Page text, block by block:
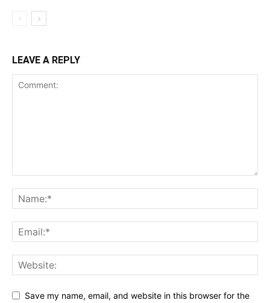
LEAVE A REPLY
Save my name, email, and website in this browser for the